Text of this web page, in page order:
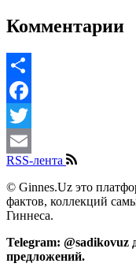
Комментарии
Share
Facebook
Twitter
Email
RSS-лента
© Ginnes.Uz это
фактов, коллекций
Гиннеса.
Telegram: @sadikovuz
предложений.